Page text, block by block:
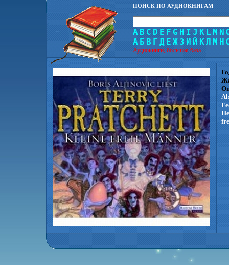
ПОИСК ПО АУДИОКНИГАМ
A B C D E F G H I J K L M N
А Б В Г Д Е Ж З И Й КЛ М Н
Аудиокниги, большая база.